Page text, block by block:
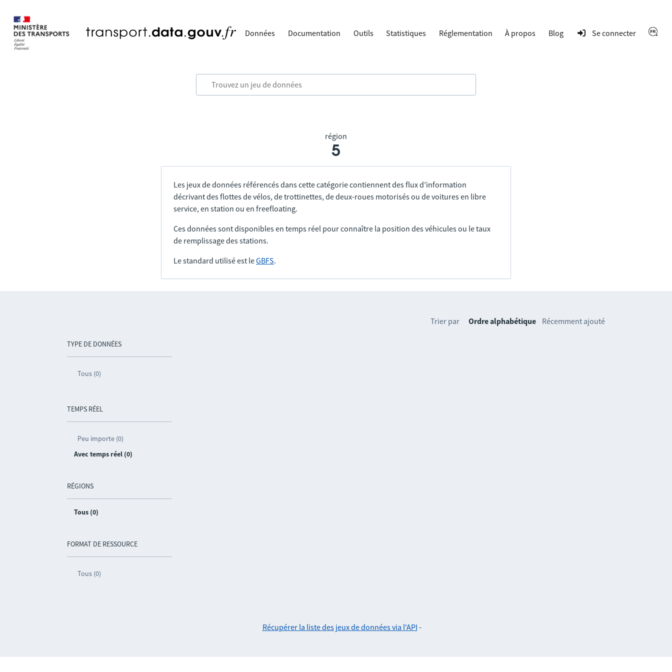
Données Documentation Outils Statistiques Réglementation À propos Blog Se connecter
région
5
Les jeux de données référencés dans cette catégorie contiennent des flux d’information
décrivant des flottes de vélos, de trottinettes, de deux-roues motorisés ou de voitures en libre
service, en station ou en freefloating.
Ces données sont disponibles en temps réel pour connaître la position des véhicules ou le taux
de remplissage des stations.
Le standard utilisé est leGBFS.
TYPE DE DONNÉES
Tous (0)
TEMPS RÉEL
Peu importe (0)
Avec temps réel (0)
RÉGIONS
Tous (0)
FORMAT DE RESSOURCE
Tous (0)
Trier par Ordre alphabétique Récemment ajouté
Récupérer la liste des jeux de données via l'API -